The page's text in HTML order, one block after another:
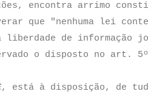
encontra arrimo
que "nenhuma lei
liberdade de informação
o disposto no art.
, está à disposição, de